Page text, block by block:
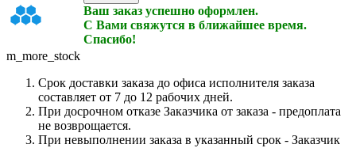
Ваш заказ успешно оформлен.
С Вами свяжутся в ближайшее время.
Спасибо!
m_more_stock
Срок доставки заказа до офиса исполнителя заказа
составляет от 7 до 12 рабочих дней.
При досрочном отказе Заказчика от заказа - предоплата
не возврощается.
При невыполнении заказа в указанный срок - Заказчик